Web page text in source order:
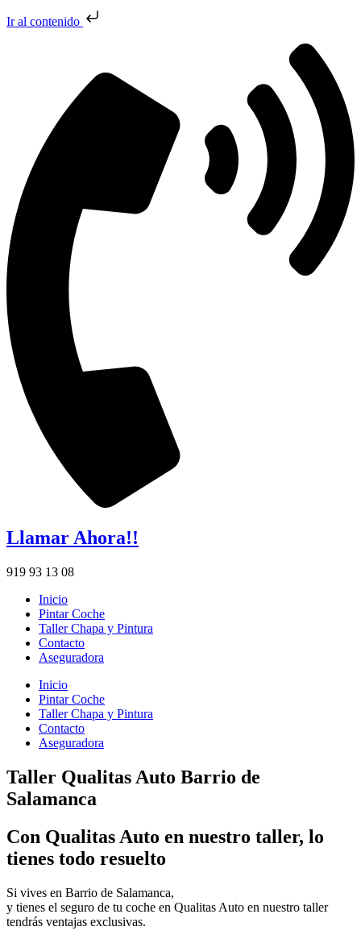
Ir al contenido
Llamar Ahora!!
919 93 13 08
Inicio
Pintar Coche
Taller Chapa y Pintura
Contacto
Aseguradora
Inicio
Pintar Coche
Taller Chapa y Pintura
Contacto
Aseguradora
Taller Qualitas Auto Barrio de
Salamanca
Con Qualitas Auto en nuestro taller, lo
tienes todo resuelto
Si vives en Barrio de Salamanca,
y tienes el seguro de tu coche en Qualitas Auto en nuestro taller
tendrás ventajas exclusivas.